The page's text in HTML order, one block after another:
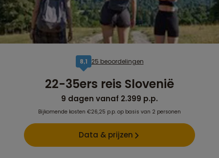
8,1 25 beoordelingen
22-35ers reis Slovenië
9 dagen vanaf 2.399 p.p.
Bijkomende kosten €26,25 p.p. op basis van 2 personen
Data & prijzen